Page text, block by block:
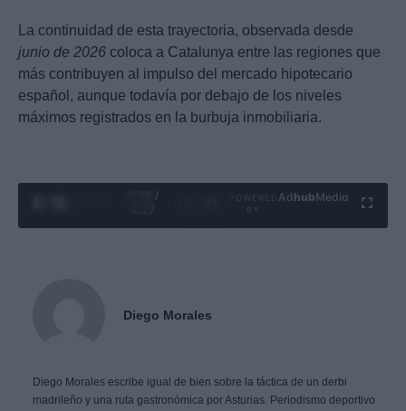
La continuidad de esta trayectoria, observada desde
junio de 2026 coloca a Catalunya entre las regiones que
más contribuyen al impulso del mercado hipotecario
español, aunque todavía por debajo de los niveles
máximos registrados en la burbuja inmobiliaria.
0:29 /
Ad hubMedia
Diego Morales
Diego Morales escribe igual de bien sobre la táctica de un derbi
madrileño y una ruta gastronómica por Asturias. Periodismo deportivo